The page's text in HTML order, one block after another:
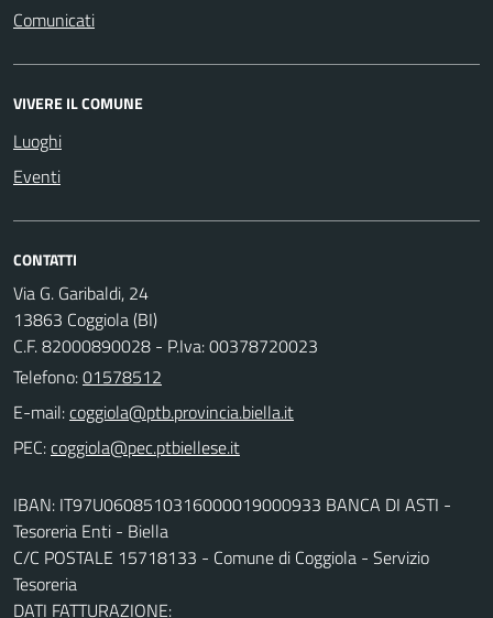
Comunicati
VIVERE IL COMUNE
Luoghi
Eventi
CONTATTI
Via G. Garibaldi, 24
13863 Coggiola (BI)
C.F. 82000890028 - P.Iva: 00378720023
Telefono:01578512
E-mail:
PEC:
IBAN: IT97U0608510316000019000933 BANCA DI ASTI -
Tesoreria Enti - Biella
C/C POSTALE 15718133 - Comune di Coggiola - Servizio
Tesoreria
DATI FATTURAZIONE: